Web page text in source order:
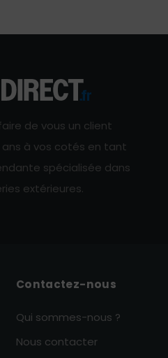
de vous un client
à vos cotés en tant
spécialisée dans
extérieures.
Contactez-nous
Qui sommes-nous ?
Nous contacter